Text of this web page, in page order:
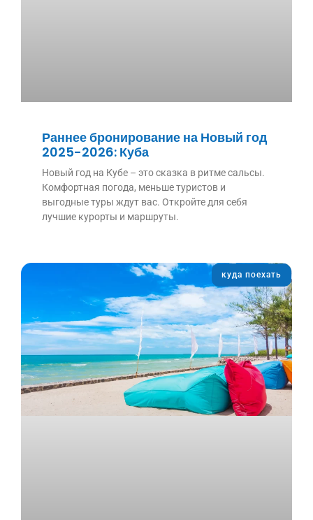
Раннее бронирование на Новый год
2025-2026: Куба
Новый год на Кубе – это сказка в ритме сальсы.
Комфортная погода, меньше туристов и
выгодные туры ждут вас. Откройте для себя
лучшие курорты и маршруты.
куда поехать